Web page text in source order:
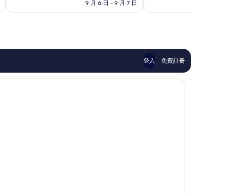
基
卓
評
評
9 月 6 日 - 9 月 7 日
爾
中
心
完
評
價
評
登入 免費註冊